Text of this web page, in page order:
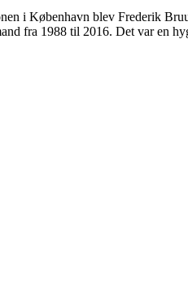
i København blev Frederik
fra 1988 til 2016. Det var en